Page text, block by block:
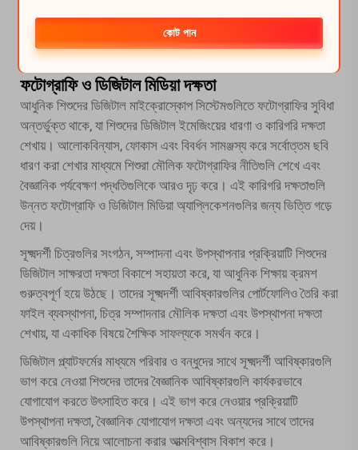
চোখের সমন্বয় উন্নত করে এবং তিন-মাত্রিক পর্যবেক্ষণকে দুই-মাত্রিক
প্রতিনিধিত্বে রূপান্তর করা শেখে।
ফটোগ্রাফি ও ডিজিটাল মিডিয়া দক্ষতা
আধুনিক শিশুদের ডিজিটাল মাইক্রোস্কোপ সিস্টেমগুলিতে ফটোগ্রাফির সুবিধা
অন্তর্ভুক্ত থাকে, যা শিশুদের ডিজিটাল ইমেজিংয়ের ধারণা ও কারিগরি দক্ষতা
শেখায়। আলোকবিন্যাস, ফোকাস এবং বিবর্ধন সামঞ্জস্য করে সর্বোত্তম ছবি
ধারণ করা শেখার মাধ্যমে শিশুরা মৌলিক ফটোগ্রাফির নীতিগুলি শেখে এবং
বৈজ্ঞানিক পর্যবেক্ষণ পদ্ধতিগুলিকে আরও দৃঢ় করে। এই কারিগরি দক্ষতাগুলি
উন্নত ফটোগ্রাফি ও ডিজিটাল মিডিয়া অ্যাপ্লিকেশনগুলির জন্য ভিত্তি গড়ে
দেয়।
সূক্ষ্মদর্শী চিত্রগুলির সংগঠন, সম্পাদনা এবং উপস্থাপনার প্রক্রিয়াটি শিশুদের
ডিজিটাল সাক্ষরতা দক্ষতা বিকাশে সহায়তা করে, যা আধুনিক শিক্ষায় ক্রমশ
গুরুত্বপূর্ণ হয়ে উঠছে। তাদের সূক্ষ্মদর্শী আবিষ্কারগুলির পোর্টফোলিও তৈরি করা
ফাইল ব্যবস্থাপনা, চিত্র সম্পাদনার মৌলিক দক্ষতা এবং উপস্থাপনা দক্ষতা
শেখায়, যা একাধিক বিষয়ে শৈক্ষিক সাফল্যকে সমর্থন করে।
ডিজিটাল প্ল্যাটফর্মের মাধ্যমে পরিবার ও বন্ধুদের সাথে সূক্ষ্মদর্শী আবিষ্কারগুলি
ভাগ করে নেওয়া শিশুদের তাদের বৈজ্ঞানিক আবিষ্কারগুলি কার্যকরভাবে
যোগাযোগ করতে উৎসাহিত করে। এই ভাগ করে নেওয়ার প্রক্রিয়াটি
উপস্থাপনা দক্ষতা, বৈজ্ঞানিক যোগাযোগ দক্ষতা এবং অন্যদের সাথে তাদের
আবিষ্কারগুলি নিয়ে আলোচনা করার আত্মবিশ্বাস বিকাশ করে।
কোট পান